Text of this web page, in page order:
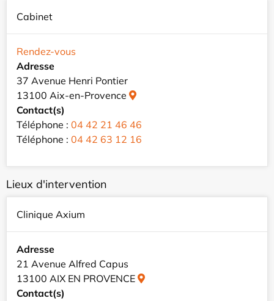
Cabinet
Rendez-vous
Adresse
37 Avenue Henri Pontier
13100 Aix-en-Provence
Contact(s)
Téléphone : 04 42 21 46 46
Téléphone : 04 42 63 12 16
Lieux d'intervention
Clinique Axium
Adresse
21 Avenue Alfred Capus
13100 AIX EN PROVENCE
Contact(s)